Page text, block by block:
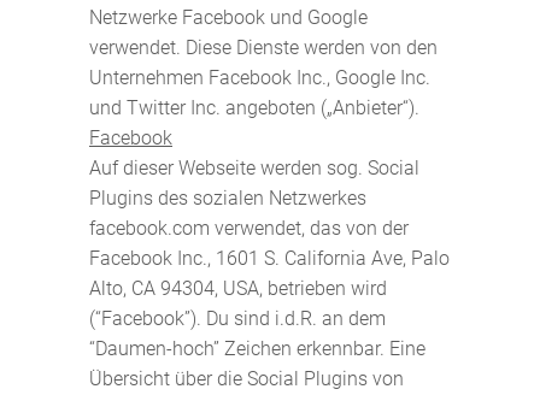
Netzwerke Facebook und Google
verwendet. Diese Dienste werden von den
Unternehmen Facebook Inc., Google Inc.
und Twitter Inc. angeboten („Anbieter“).
Facebook
Auf dieser Webseite werden sog. Social
Plugins des sozialen Netzwerkes
facebook.com verwendet, das von der
Facebook Inc., 1601 S. California Ave, Palo
Alto, CA 94304, USA, betrieben wird
(“Facebook”). Du sind i.d.R. an dem
“Daumen-hoch” Zeichen erkennbar. Eine
Übersicht über die Social Plugins von